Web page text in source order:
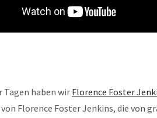
Tagen haben wir Florence Foster
Florence Foster Jenkins, die von